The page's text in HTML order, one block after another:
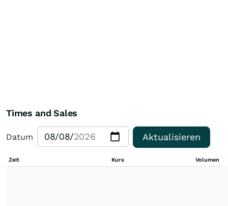
Times and Sales
Datum Aktualisieren
Zeit Kurs Volumen